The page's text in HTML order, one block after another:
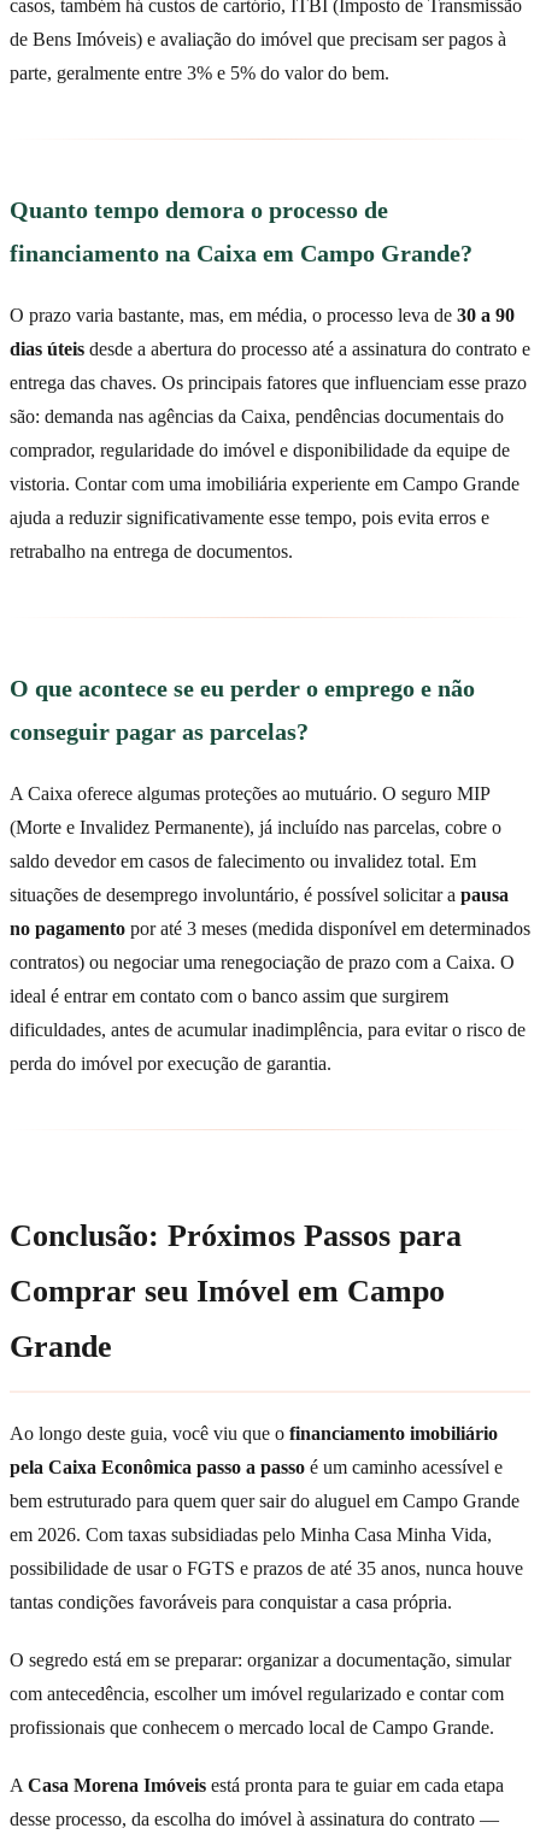
casos, também há custos de cartório, ITBI (Imposto de Transmissão
de Bens Imóveis) e avaliação do imóvel que precisam ser pagos à
parte, geralmente entre 3% e 5% do valor do bem.
Quanto tempo demora o processo de
financiamento na Caixa em Campo Grande?
O prazo varia bastante, mas, em média, o processo leva de 30 a 90
dias úteis desde a abertura do processo até a assinatura do contrato e
entrega das chaves. Os principais fatores que influenciam esse prazo
são: demanda nas agências da Caixa, pendências documentais do
comprador, regularidade do imóvel e disponibilidade da equipe de
vistoria. Contar com uma imobiliária experiente em Campo Grande
ajuda a reduzir significativamente esse tempo, pois evita erros e
retrabalho na entrega de documentos.
O que acontece se eu perder o emprego e não
conseguir pagar as parcelas?
A Caixa oferece algumas proteções ao mutuário. O seguro MIP
(Morte e Invalidez Permanente), já incluído nas parcelas, cobre o
saldo devedor em casos de falecimento ou invalidez total. Em
situações de desemprego involuntário, é possível solicitar a pausa
no pagamento por até 3 meses (medida disponível em determinados
contratos) ou negociar uma renegociação de prazo com a Caixa. O
ideal é entrar em contato com o banco assim que surgirem
dificuldades, antes de acumular inadimplência, para evitar o risco de
perda do imóvel por execução de garantia.
Conclusão: Próximos Passos para
Comprar seu Imóvel em Campo
Grande
Ao longo deste guia, você viu que o financiamento imobiliário
pela Caixa Econômica passo a passo é um caminho acessível e
bem estruturado para quem quer sair do aluguel em Campo Grande
em 2026. Com taxas subsidiadas pelo Minha Casa Minha Vida,
possibilidade de usar o FGTS e prazos de até 35 anos, nunca houve
tantas condições favoráveis para conquistar a casa própria.
O segredo está em se preparar: organizar a documentação, simular
com antecedência, escolher um imóvel regularizado e contar com
profissionais que conhecem o mercado local de Campo Grande.
A Casa Morena Imóveis está pronta para te guiar em cada etapa
desse processo, da escolha do imóvel à assinatura do contrato —